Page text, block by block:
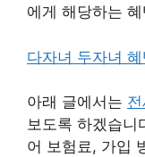
에게 해당하는
다자녀 두자녀
아래 글에서는
보도록 하겠습니
어 보험료, 가입